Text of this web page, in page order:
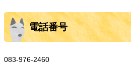
電話番号
083-976-2460